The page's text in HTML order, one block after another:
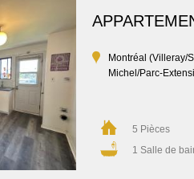
Montréal (Villeray/
Michel/Parc-
5 Pièces
1 Salle de